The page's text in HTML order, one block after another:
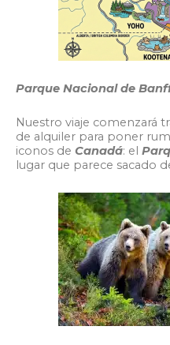
Parque Nacional de
Nuestro viaje comenzará
de alquiler para poner
iconos de Canadá: el
lugar que parece sacado